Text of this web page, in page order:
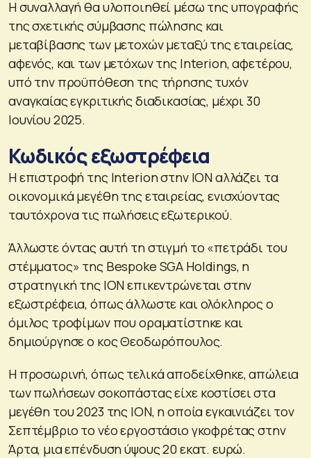
Η συναλλαγή θα υλοποιηθεί μέσω της υπογραφής
της σχετικής σύμβασης πώλησης και
μεταβίβασης των μετοχών μεταξύ της εταιρείας,
αφενός, και των μετόχων της Interion, αφετέρου,
υπό την προϋπόθεση της τήρησης τυχόν
αναγκαίας εγκριτικής διαδικασίας, μέχρι 30
Ιουνίου 2025.
Κωδικός εξωστρέφεια
Η επιστροφή της Interion στην ΙΟΝ αλλάζει τα
οικονομικά μεγέθη της εταιρείας, ενισχύοντας
ταυτόχρονα τις πωλήσεις εξωτερικού.
Άλλωστε όντας αυτή τη στιγμή το «πετράδι του
στέμματος» της Bespoke SGA Holdings, η
στρατηγική της ΙΟΝ επικεντρώνεται στην
εξωστρέφεια, όπως άλλωστε και ολόκληρος ο
όμιλος τροφίμων που οραματίστηκε και
δημιούργησε ο κος Θεοδωρόπουλος.
Η προσωρινή, όπως τελικά αποδείχθηκε, απώλεια
των πωλήσεων σοκοπάστας είχε κοστίσει στα
μεγέθη του 2023 της ΙΟΝ, η οποία εγκαινιάζει τον
Σεπτέμβριο το νέο εργοστάσιο γκοφρέτας στην
Άρτα, μια επένδυση ύψους 20 εκατ. ευρώ.